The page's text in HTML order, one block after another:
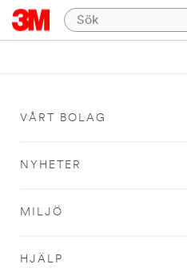
VÅRT BOLAG
NYHETER
MILJÖ
HJÄLP